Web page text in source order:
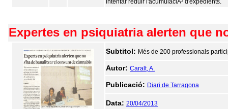
intentar reduir l'acumulaciÃ³ d'expedients.
Expertes en psiquiatria alerten que
Subtitol: Més de 200 professionals
Autor: Caralt, A.
Publicació: Diari de Tarragona
Data: 20/04/2013